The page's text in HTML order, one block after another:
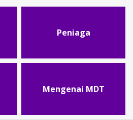
Peniaga
Mengenai MDT